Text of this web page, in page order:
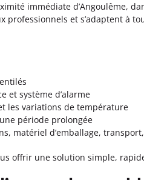
immédiate d’Angoulême,
professionnels et s’adaptent à
et système d’alarme
les variations de température
période prolongée
matériel d’emballage,
offrir une solution simple,